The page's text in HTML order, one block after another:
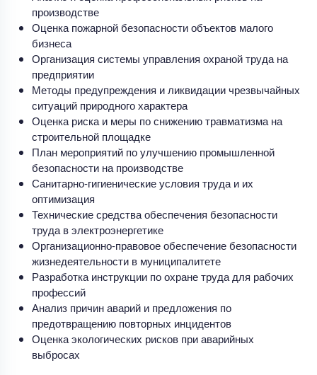
производстве
Оценка пожарной безопасности объектов малого
бизнеса
Организация системы управления охраной труда на
предприятии
Методы предупреждения и ликвидации чрезвычайных
ситуаций природного характера
Оценка риска и меры по снижению травматизма на
строительной площадке
План мероприятий по улучшению промышленной
безопасности на производстве
Санитарно-гигиенические условия труда и их
оптимизация
Технические средства обеспечения безопасности
труда в электроэнергетике
Организационно-правовое обеспечение безопасности
жизнедеятельности в муниципалитете
Разработка инструкции по охране труда для рабочих
профессий
Анализ причин аварий и предложения по
предотвращению повторных инцидентов
Оценка экологических рисков при аварийных
выбросах